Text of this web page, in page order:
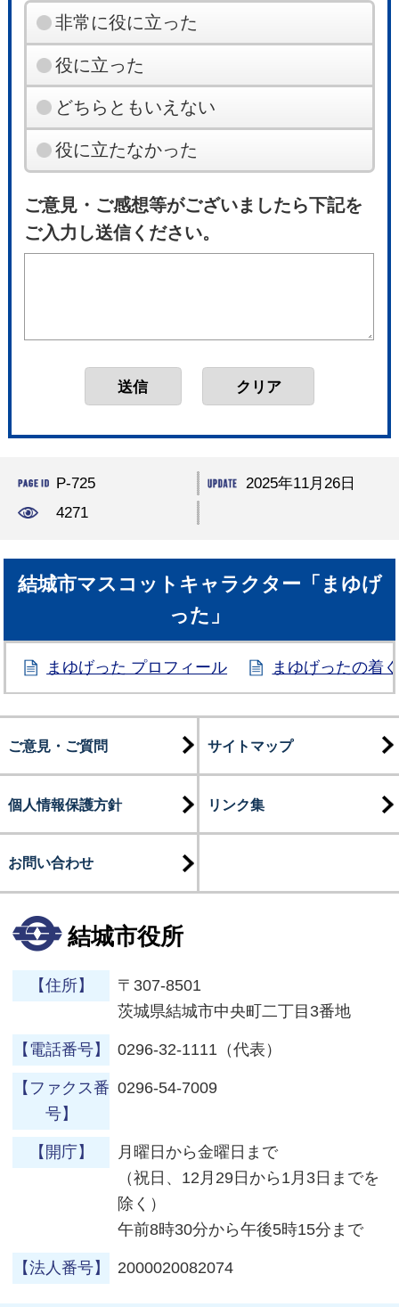
非常に役に立った
役に立った
どちらともいえない
役に立たなかった
ご意見・ご感想等がございましたら下記を
ご入力し送信ください。
P-725
2025年11月26日
4271
結城市マスコットキャラクター「まゆげ
った」
まゆげった プロフィール まゆげったの着
ご意見・ご質問 サイトマップ
個人情報保護方針 リンク集
お問い合わせ
結城市役所
【住所】
〒307-8501
茨城県結城市中央町二丁目3番地
【電話番号】 0296-32-1111（代表）
【ファクス番
号】
0296-54-7009
【開庁】
月曜日から金曜日まで
（祝日、12月29日から1月3日までを
除く）
午前8時30分から午後5時15分まで
【法人番号】 2000020082074